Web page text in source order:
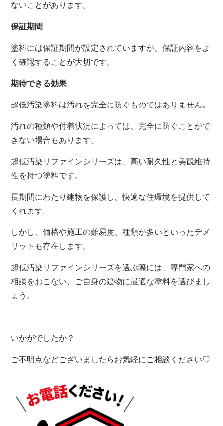
ないことがあります。
保証期間
塗料には保証期間が設定されていますが、保証内容をよ
く確認することが大切です。
期待できる効果
超低汚染塗料は汚れを完全に防ぐものではありません。
汚れの種類や付着状況によっては、完全に防ぐことがで
きない場合もあります。
超低汚染リファインシリーズは、高い耐久性と美観維持
性を持つ塗料です。
長期間にわたり建物を保護し、快適な住環境を提供して
くれます。
しかし、価格や施工の難易度、種類が多いといったデメ
リットも存在します。
超低汚染リファインシリーズを選ぶ際には、専門家への
相談をおこない、ご自身の建物に最適な塗料を選びまし
ょう。
いかがでしたか？
ご不明点などございましたらお気軽にご相談ください♡